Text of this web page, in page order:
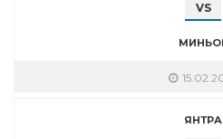
VS
ЯНТРА